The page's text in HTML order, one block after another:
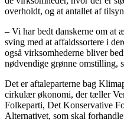
overholdt, og at antallet af
– Vi har bedt danskerne om at
sving med at affaldssortere i
også virksomhederne bliver
nødvendige grønne omstilling,
Det er aftaleparterne bag
cirkulær økonomi, der tæller
Folkeparti, Det Konservative
Alternativet, som skal